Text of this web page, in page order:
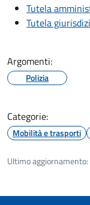
Tutela
Tutela
Argomenti:
Polizia
Categorie:
Mobilità e trasporti
Ultimo aggiornamento: